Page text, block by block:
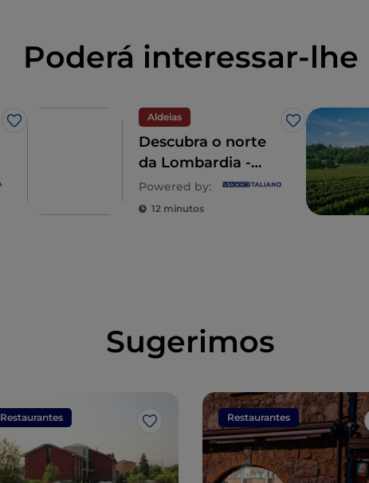
Poderá interessar-lhe
Gosto
Aldeias
Gosto
Descubra o norte
da Lombardia -
Bellano, Chiavenna
e Almenno San
Powered by:
12 minutos
Sugerimos
Restaurantes
Gosto
Restaurantes